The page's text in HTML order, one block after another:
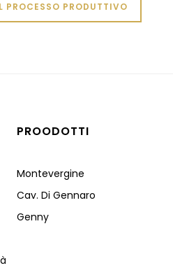
PROCESSO PRODUTTIVO
PROODOTTI
Montevergine
Cav. Di Gennaro
Genny